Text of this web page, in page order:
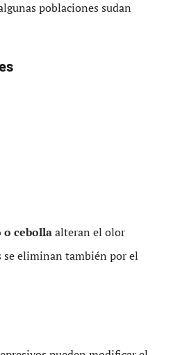
poblaciones sudan
o cebollaalteran el olor
se eliminan también por el